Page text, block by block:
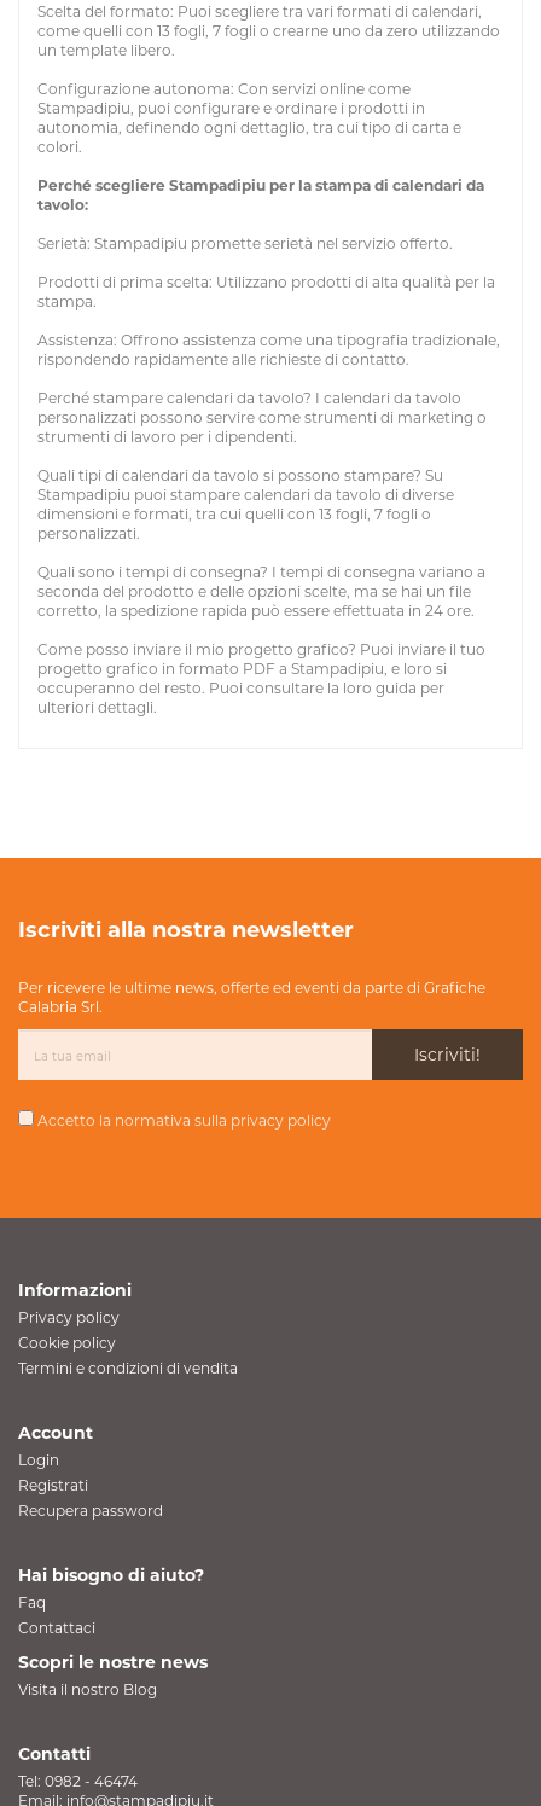
Scelta del formato: Puoi scegliere tra vari formati di calendari,
come quelli con 13 fogli, 7 fogli o crearne uno da zero utilizzando
un template libero.
Configurazione autonoma: Con servizi online come
Stampadipiu, puoi configurare e ordinare i prodotti in
autonomia, definendo ogni dettaglio, tra cui tipo di carta e
colori.
Perché scegliere Stampadipiu per la stampa di calendari da
tavolo:
Serietà: Stampadipiu promette serietà nel servizio offerto.
Prodotti di prima scelta: Utilizzano prodotti di alta qualità per la
stampa.
Assistenza: Offrono assistenza come una tipografia tradizionale,
rispondendo rapidamente alle richieste di contatto.
Perché stampare calendari da tavolo? I calendari da tavolo
personalizzati possono servire come strumenti di marketing o
strumenti di lavoro per i dipendenti.
Quali tipi di calendari da tavolo si possono stampare? Su
Stampadipiu puoi stampare calendari da tavolo di diverse
dimensioni e formati, tra cui quelli con 13 fogli, 7 fogli o
personalizzati.
Quali sono i tempi di consegna? I tempi di consegna variano a
seconda del prodotto e delle opzioni scelte, ma se hai un file
corretto, la spedizione rapida può essere effettuata in 24 ore.
Come posso inviare il mio progetto grafico? Puoi inviare il tuo
progetto grafico in formato PDF a Stampadipiu, e loro si
occuperanno del resto. Puoi consultare la loro guida per
ulteriori dettagli.
Iscriviti alla nostra newsletter
Per ricevere le ultime news, offerte ed eventi da parte di Grafiche
Calabria Srl.
Iscriviti!
Accetto la normativa sulla privacy policy
Informazioni
Privacy policy
Cookie policy
Termini e condizioni di vendita
Account
Login
Registrati
Recupera password
Hai bisogno di aiuto?
Faq
Contattaci
Scopri le nostre news
Visita il nostro Blog
Contatti
Tel: 0982 - 46474
Email: info@stampadipiu.it